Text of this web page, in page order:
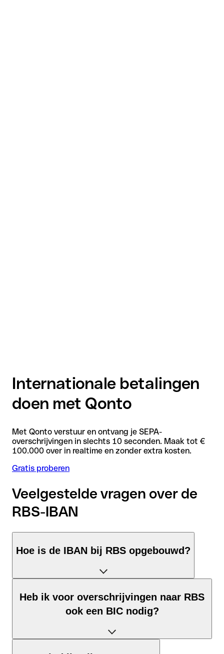
Internationale betalingen
doen met Qonto
Met Qonto verstuur en ontvang je SEPA-
overschrijvingen in slechts 10 seconden. Maak tot €
100.000 over in realtime en zonder extra kosten.
Gratis proberen
Veelgestelde vragen over de
RBS-IBAN
Hoe is de IBAN bij RBS opgebouwd?
is opgebouwd uit drie elementen:
Verenigd Koninkrijk volgens ISO 3166-1.
Heb ik voor overschrijvingen naar RBS
ook een BIC nodig?